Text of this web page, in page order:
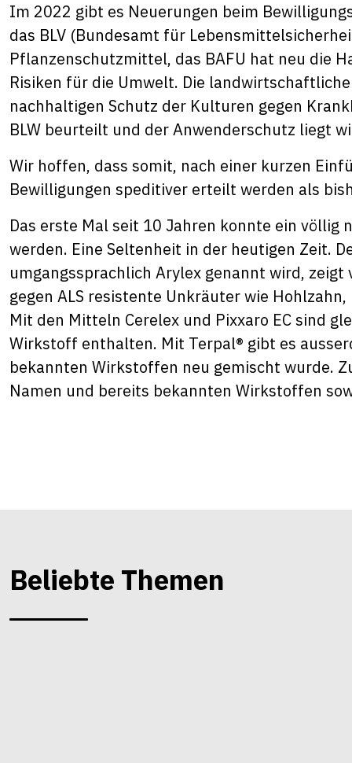
Im 2022 gibt es Neuerungen beim
das BLV (Bundesamt für
Pflanzenschutzmittel, das BAFU hat neu die
Risiken für die Umwelt. Die
nachhaltigen Schutz der Kulturen gegen
BLW beurteilt und der Anwenderschutz liegt
Wir hoffen, dass somit, nach einer kurzen
Bewilligungen speditiver erteilt werden als
Das erste Mal seit 10 Jahren konnte ein
werden. Eine Seltenheit in der heutigen Zeit.
umgangssprachlich Arylex genannt wird,
gegen ALS resistente Unkräuter wie
Mit den Mitteln Cerelex und Pixxaro EC sind
Wirkstoff enthalten. Mit Terpal® gibt es
bekannten Wirkstoffen neu gemischt wurde.
Namen und bereits bekannten Wirkstoffen
Beliebte Themen